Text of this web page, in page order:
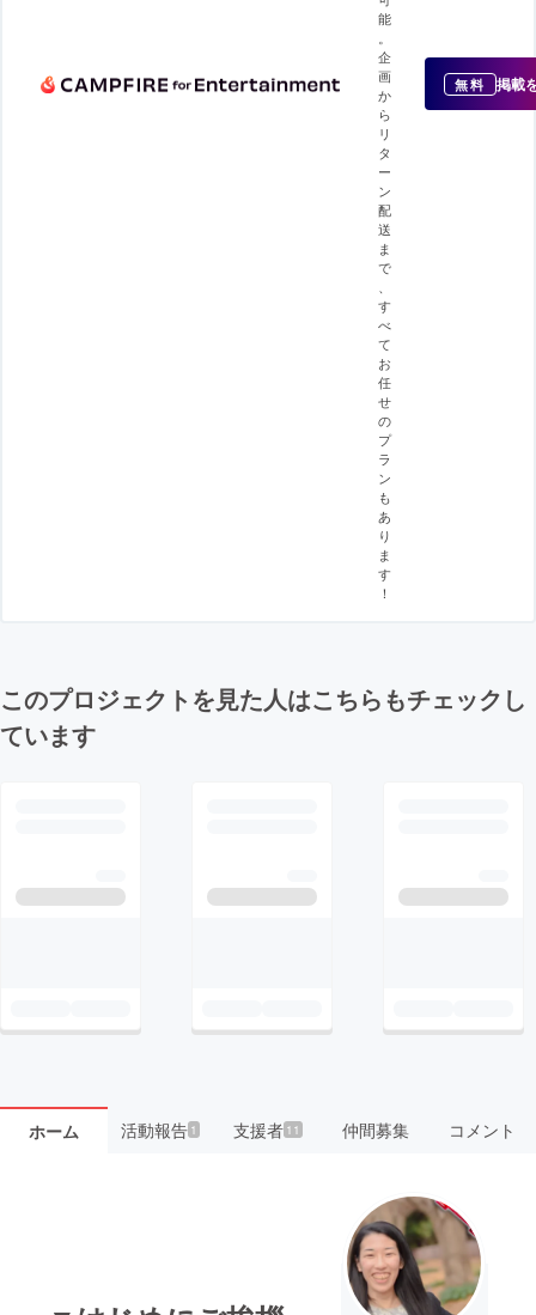
能
。
企
画
か
ら
リ
タ
ー
ン
配
送
ま
で
、
す
べ
て
お
任
せ
の
プ
ラ
ン
も
あ
り
ま
す
！
無料 掲載
このプロジェクトを見た人はこちらもチェックし
ています
ホーム 活動報告1 支援者 11 仲間募集 コメント